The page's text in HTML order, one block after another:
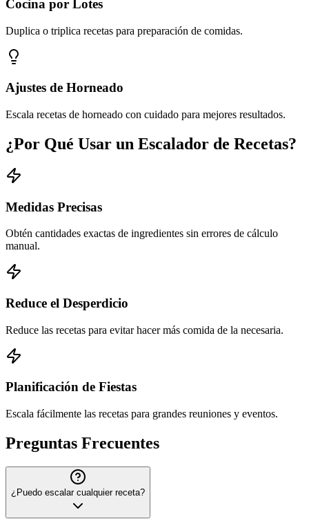
Cocina por Lotes
Duplica o triplica recetas para preparación de comidas.
Ajustes de Horneado
Escala recetas de horneado con cuidado para mejores resultados.
¿Por Qué Usar un Escalador de Recetas?
Medidas Precisas
Obtén cantidades exactas de ingredientes sin errores de cálculo
manual.
Reduce el Desperdicio
Reduce las recetas para evitar hacer más comida de la necesaria.
Planificación de Fiestas
Escala fácilmente las recetas para grandes reuniones y eventos.
Preguntas Frecuentes
¿Puedo escalar cualquier receta?